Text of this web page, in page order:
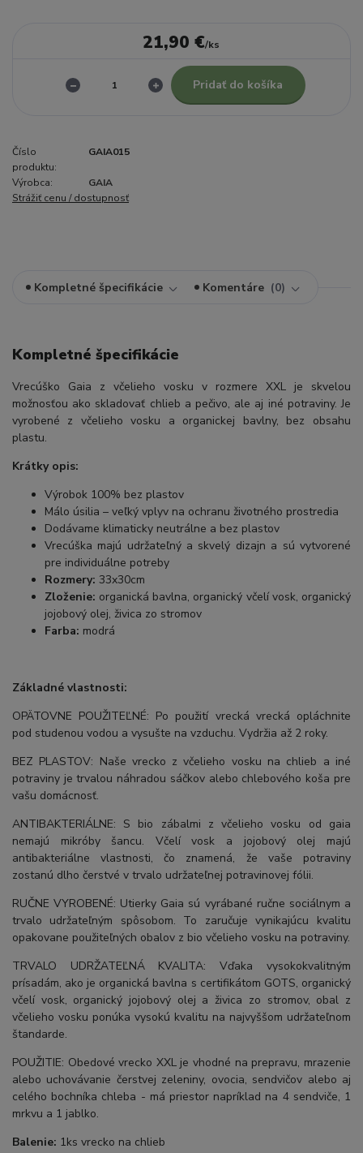
21,90 €/ks
Pridať do košíka
Číslo
produktu:
GAIA015
Výrobca:
GAIA
Strážiť cenu / dostupnosť
Kompletné špecifikácie Komentáre 0
Kompletné špecifikácie
Vrecúško Gaia z včelieho vosku v rozmere XXL je skvelou
možnosťou ako skladovať chlieb a pečivo, ale aj iné potraviny. Je
vyrobené z včelieho vosku a organickej bavlny, bez obsahu
plastu.
Krátky opis:
Výrobok 100% bez plastov
Málo úsilia – veľký vplyv na ochranu životného prostredia
Dodávame klimaticky neutrálne a bez plastov
Vrecúška majú udržateľný a skvelý dizajn a sú vytvorené
pre individuálne potreby
Rozmery: 33x30cm
Zloženie: organická bavlna, organický včelí vosk, organický
jojobový olej, živica zo stromov
Farba: modrá
Základné vlastnosti:
OPÄTOVNE POUŽITEĽNÉ: Po použití vrecká vrecká opláchnite
pod studenou vodou a vysušte na vzduchu. Vydržia až 2 roky.
BEZ PLASTOV: Naše vrecko z včelieho vosku na chlieb a iné
potraviny je trvalou náhradou sáčkov alebo chlebového koša pre
vašu domácnosť.
ANTIBAKTERIÁLNE: S bio zábalmi z včelieho vosku od gaia
nemajú mikróby šancu. Včelí vosk a jojobový olej majú
antibakteriálne vlastnosti, čo znamená, že vaše potraviny
zostanú dlho čerstvé v trvalo udržateľnej potravinovej fólii.
RUČNE VYROBENÉ: Utierky Gaia sú vyrábané ručne sociálnym a
trvalo udržateľným spôsobom. To zaručuje vynikajúcu kvalitu
opakovane použiteľných obalov z bio včelieho vosku na potraviny.
TRVALO UDRŽATEĽNÁ KVALITA: Vďaka vysokokvalitným
prísadám, ako je organická bavlna s certifikátom GOTS, organický
včelí vosk, organický jojobový olej a živica zo stromov, obal z
včelieho vosku ponúka vysokú kvalitu na najvyššom udržateľnom
štandarde.
POUŽITIE: Obedové vrecko XXL je vhodné na prepravu, mrazenie
alebo uchovávanie čerstvej zeleniny, ovocia, sendvičov alebo aj
celého bochníka chleba - má priestor napríklad na 4 sendviče, 1
mrkvu a 1 jablko.
Balenie: 1ks vrecko na chlieb